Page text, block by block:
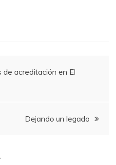
de acreditación en El
Dejando un legado